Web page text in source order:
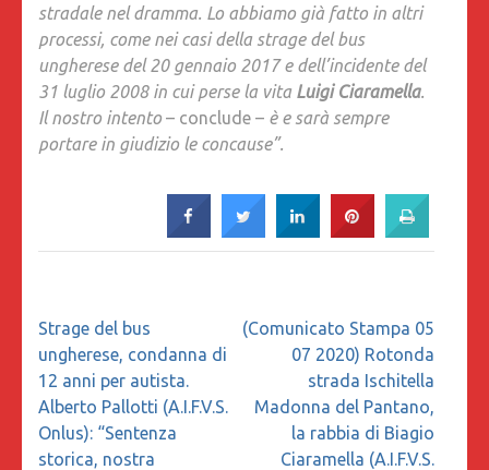
stradale nel dramma. Lo abbiamo già fatto in altri
processi, come nei casi della strage del bus
ungherese del 20 gennaio 2017 e dell’incidente del
31 luglio 2008 in cui perse la vita Luigi Ciaramella.
Il nostro intento – conclude – è e sarà sempre
portare in giudizio le concause”.
Navigazione
articoli
Strage del bus
ungherese, condanna di
12 anni per autista.
Alberto Pallotti (A.I.F.V.S.
Onlus): “Sentenza
storica, nostra
(Comunicato Stampa 05
07 2020) Rotonda
strada Ischitella
Madonna del Pantano,
la rabbia di Biagio
Ciaramella (A.I.F.V.S.